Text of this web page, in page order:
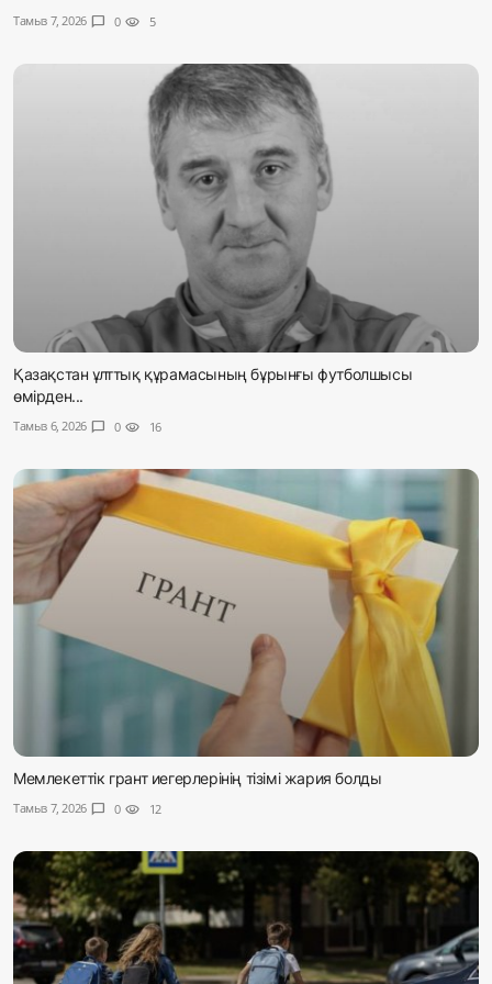
Тамыз 7, 2026 chat_bubble 0 visibility 5
Қазақстан ұлттық құрамасының бұрынғы футболшысы
өмірден...
Тамыз 6, 2026 chat_bubble 0 visibility 16
Мемлекеттік грант иегерлерінің тізімі жария болды
Тамыз 7, 2026 chat_bubble 0 visibility 12